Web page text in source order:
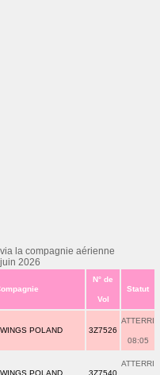
la compagnie aérienne
2026
N° de
Vol
Statut
POLAND 3Z7526
ATTERRI
08:05
POLAND 3Z7540
ATTERRI